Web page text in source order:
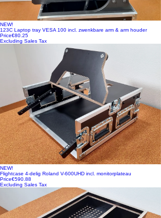
NEW!
123C Laptop tray VESA 100 incl. zwenkbare arm & arm houder
Price€80.25
Excluding Sales Tax
NEW!
Flightcase 4-delig Roland V-600UHD incl. monitorplateau
Price€590.88
Excluding Sales Tax